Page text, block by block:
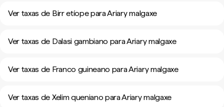
Ver taxas de Birr etíope para Ariary malgaxe
Ver taxas de Dalasi gambiano para Ariary malgaxe
Ver taxas de Franco guineano para Ariary malgaxe
Ver taxas de Xelim queniano para Ariary malgaxe